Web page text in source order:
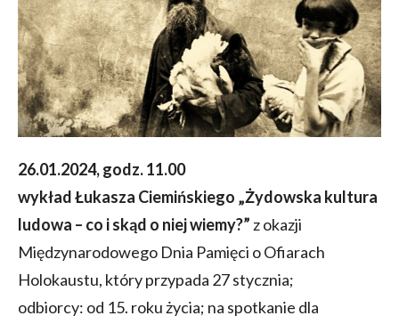
26.01.2024, godz. 11.00
wykład Łukasza Ciemińskiego „Żydowska kultura
ludowa – co i skąd o niej wiemy?”z okazji
Międzynarodowego Dnia Pamięci o Ofiarach
Holokaustu, który przypada 27 stycznia;
odbiorcy: od 15. roku życia; na spotkanie dla